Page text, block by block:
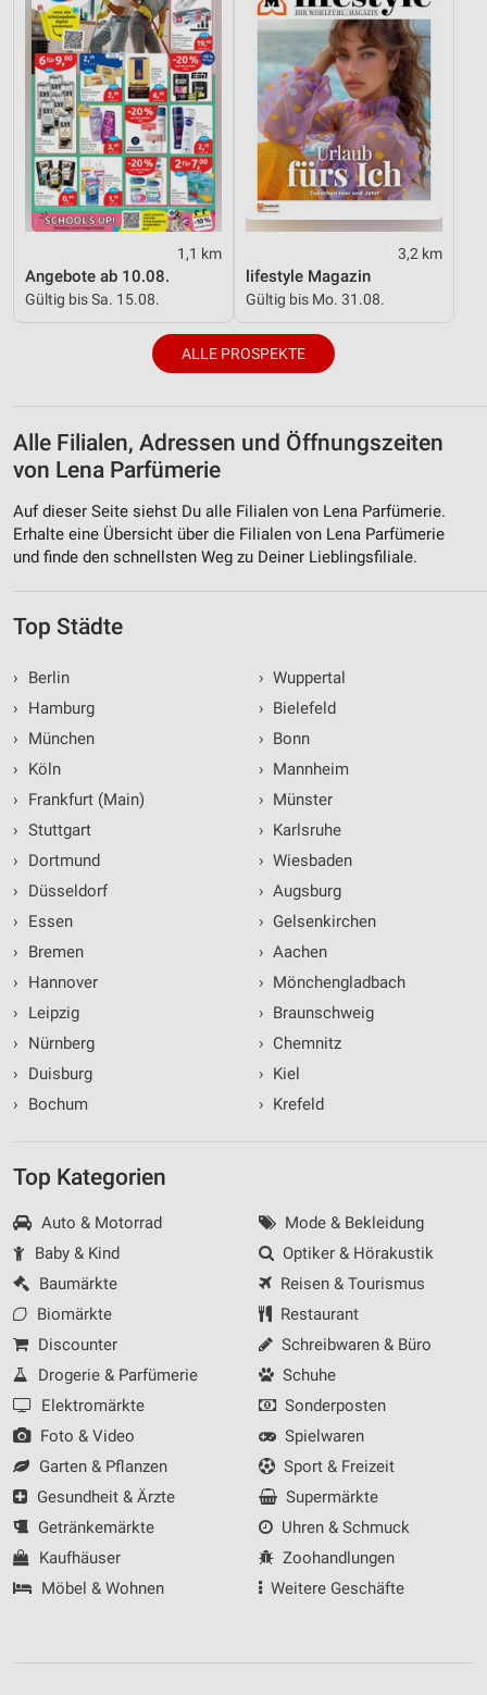
1,1 km
Angebote ab 10.08.
Gültig bis Sa. 15.08.
3,2 km
lifestyle Magazin
Gültig bis Mo. 31.08.
ALLE PROSPEKTE
Alle Filialen, Adressen und Öffnungszeiten
von Lena Parfümerie
Auf dieser Seite siehst Du alle Filialen von Lena Parfümerie.
Erhalte eine Übersicht über die Filialen von Lena Parfümerie
und finde den schnellsten Weg zu Deiner Lieblingsfiliale.
Top Städte
›
Berlin
›
Hamburg
›
München
›
Köln
›
Frankfurt (Main)
› Stuttgart
›
Dortmund
›
Düsseldorf
›
Essen
›
Bremen
›
Hannover
›
Leipzig
›
Nürnberg
›
Duisburg
›
Bochum
› Wuppertal
› Bielefeld
› Bonn
› Mannheim
› Münster
› Karlsruhe
› Wiesbaden
› Augsburg
› Gelsenkirchen
› Aachen
› Mönchengladbach
› Braunschweig
› Chemnitz
› Kiel
› Krefeld
Top Kategorien
Auto & Motorrad
Baby & Kind
Baumärkte
Biomärkte
Discounter
Drogerie & Parfümerie
Elektromärkte
Foto & Video
Garten & Pflanzen
Gesundheit & Ärzte
Getränkemärkte
Kaufhäuser
Möbel & Wohnen
Mode & Bekleidung
Optiker & Hörakustik
Reisen & Tourismus
Restaurant
Schreibwaren & Büro
Schuhe
Sonderposten
Spielwaren
Sport & Freizeit
Supermärkte
Uhren & Schmuck
Zoohandlungen
Weitere Geschäfte
Entwicklung und Verbesserung der Angebote
Verwendung reduzierter Daten zur Auswahl von
Inhalten
IAB-Besonderheiten:
Verwendung genauer Standortdaten
Geräte anhand von aktiv angeforderten
Informationen identifizieren
Nicht-IAB-Verarbeitungszwecke:
Notwendig